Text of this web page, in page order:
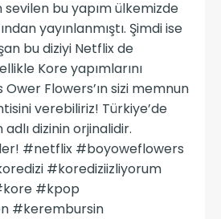
bu yapım ülkemizde
yayınlanmıştı. Şimdi ise
bu diziyi Netflix de
Kore yapımlarını
Ower Flowers’ın sizi memnun
verebiliriz! Türkiye’de
dizinin orjinalidir.
#netflix #boyoweflowers
#korediziizliyorum
#kpop
#kerembursin